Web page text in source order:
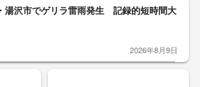
湯沢市でゲリラ雷雨発生 記録的短時間大
2026年8月9日